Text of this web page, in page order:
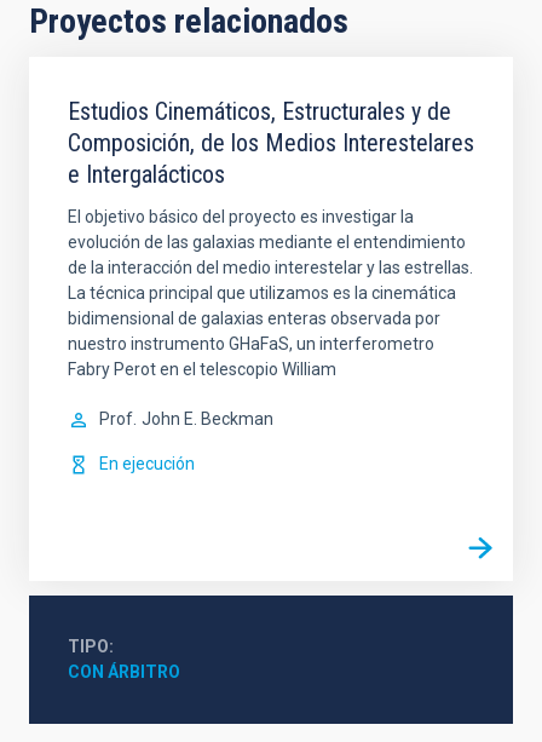
Proyectos relacionados
Estudios Cinemáticos, Estructurales y de
Composición, de los Medios Interestelares
e Intergalácticos
El objetivo básico del proyecto es investigar la
evolución de las galaxias mediante el entendimiento
de la interacción del medio interestelar y las estrellas.
La técnica principal que utilizamos es la cinemática
bidimensional de galaxias enteras observada por
nuestro instrumento GHaFaS, un interferometro
Fabry Perot en el telescopio William
Prof. John E. Beckman
En ejecución
TIPO
CON ÁRBITRO